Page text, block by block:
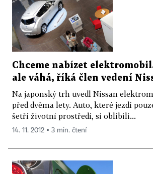
Chceme nabízet
ale váhá, říká člen vedení
Na japonský trh uvedl Nissan
před dvěma lety. Auto, které jezdí
šetří životní prostředí, si oblíbili...
14. 11. 2012 ▪ 3 min. čtení